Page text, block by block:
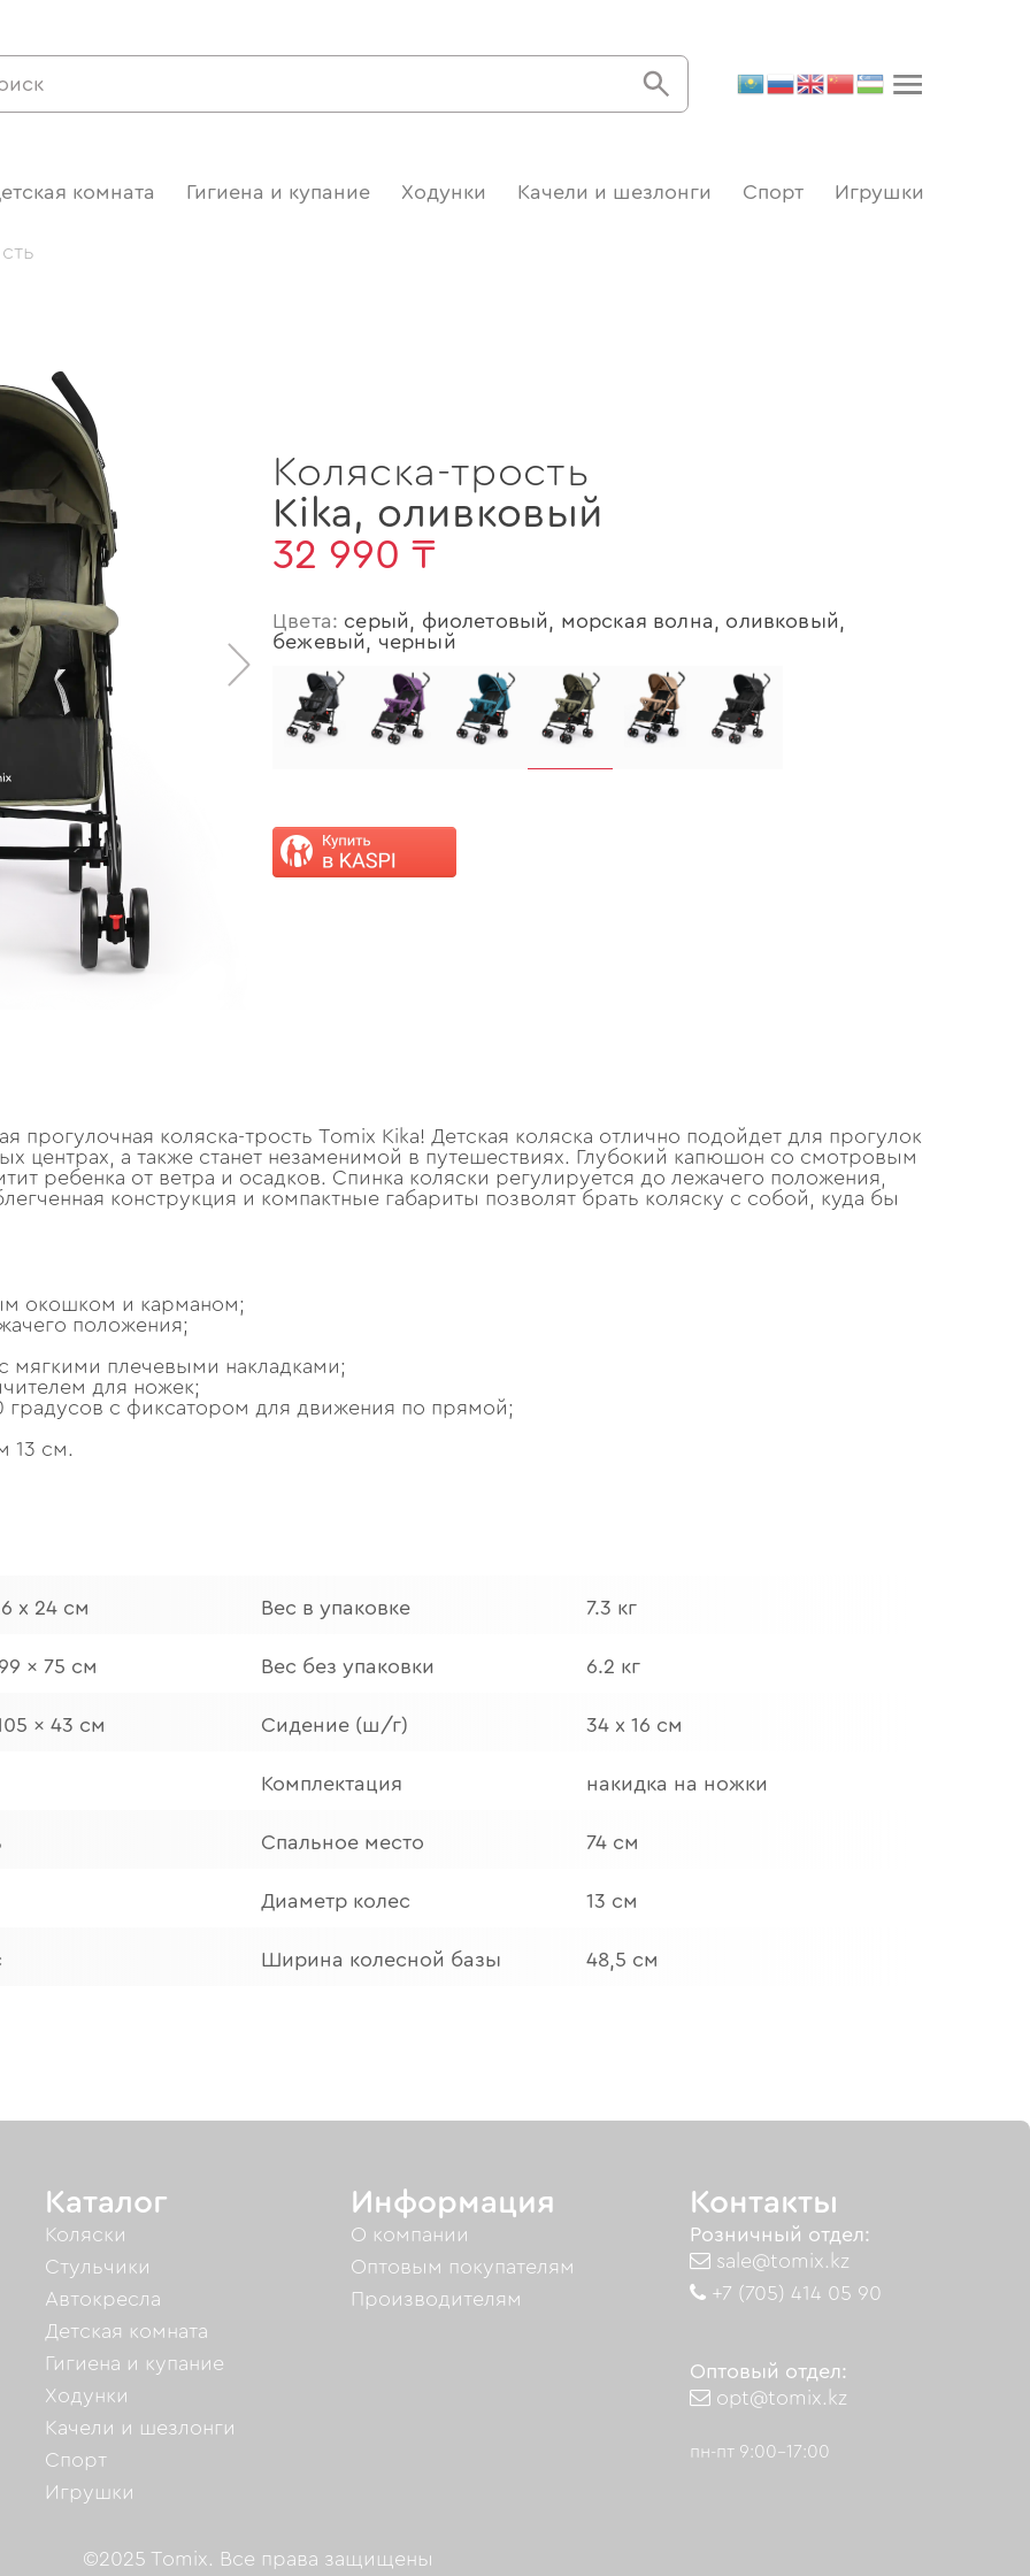
комната Гигиена и купание Ходунки Качели и шезлонги Спорт Игрушки
Коляска-трость
Kika, оливковый
32 990 ₸
Цвета: серый, фиолетовый, морская волна, оливковый,
бежевый, черный
прогулочная коляска-трость Tomix Kika! Детская коляска отлично подойдет для прогулок
центрах, а также станет незаменимой в путешествиях. Глубокий капюшон со смотровым
ребенка от ветра и осадков. Спинка коляски регулируется до лежачего положения,
конструкция и компактные габариты позволят брать коляску с собой, куда бы
окошком и карманом;
положения;
мягкими плечевыми накладками;
для ножек;
градусов с фиксатором для движения по прямой;
13 см.
х 24 см Вес в упаковке 7.3 кг
x 75 см Вес без упаковки 6.2 кг
x 43 см Сидение (ш/г) 34 х 16 см
Комплектация накидка на ножки
Спальное место 74 см
Диаметр колес 13 см
Ширина колесной базы 48,5 см
Каталог
Коляски
Стульчики
Автокресла
Детская комната
Гигиена и купание
Ходунки
Качели и шезлонги
Спорт
Игрушки
Информация
О компании
Оптовым покупателям
Производителям
Контакты
Розничный отдел:
sale@tomix.kz
+7 (705) 414 05 90
Оптовый отдел:
opt@tomix.kz
пн-пт 9:00-17:00
©2025 Tomix. Все права защищены